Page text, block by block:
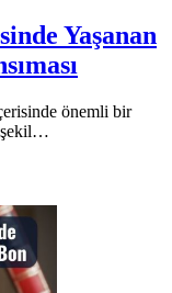
Yaşanan
önemli bir
şekil…